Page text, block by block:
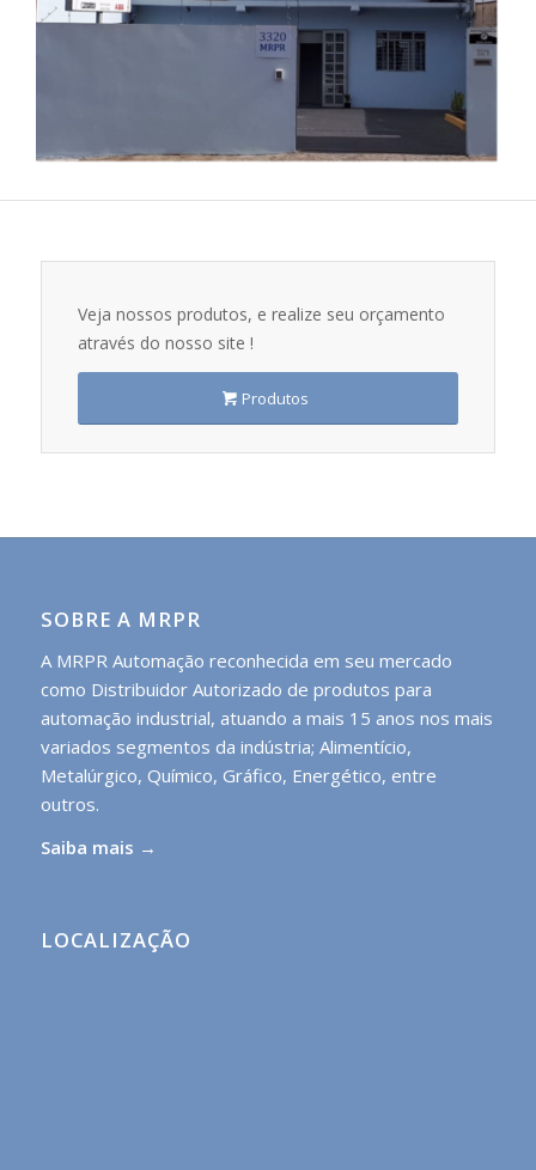
Veja nossos produtos, e realize seu orçamento
através do nosso site !
Produtos
SOBRE A MRPR
A MRPR Automação reconhecida em seu mercado
como Distribuidor Autorizado de produtos para
automação industrial, atuando a mais 15 anos nos mais
variados segmentos da indústria; Alimentício,
Metalúrgico, Químico, Gráfico, Energético, entre
outros.
Saiba mais →
LOCALIZAÇÃO